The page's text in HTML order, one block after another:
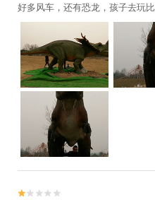
好多风车，还有恐龙，孩子去玩

